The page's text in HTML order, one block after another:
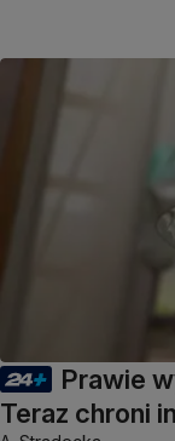
Prawie
Teraz chroni